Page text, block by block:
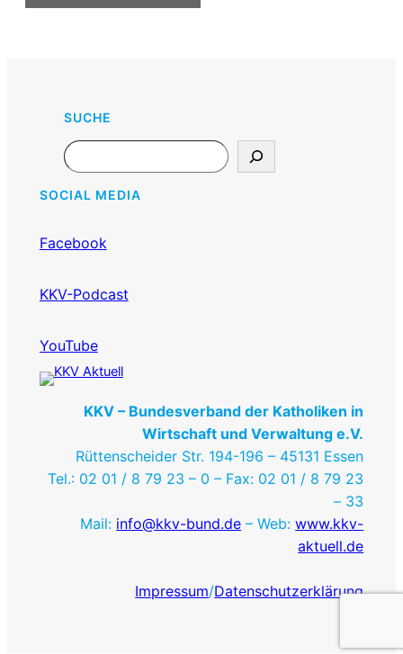
SUCHE
Search
SOCIAL MEDIA
Facebook
KKV-Podcast
YouTube
KKV – Bundesverband der Katholiken in
Wirtschaft und Verwaltung e.V.
Rüttenscheider Str. 194-196 – 45131 Essen
Tel.: 02 01 / 8 79 23 – 0 – Fax: 02 01 / 8 79 23
– 33
Mail: info@kkv-bund.de – Web:www.kkv-
aktuell.de
Impressum/Datenschutzerklärung